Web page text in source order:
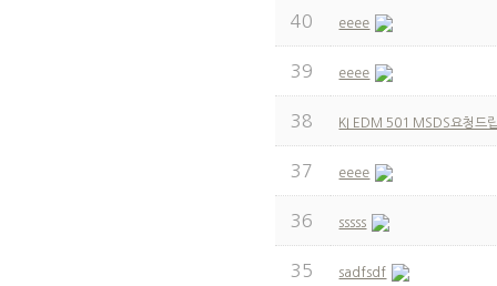
40 eeee
39 eeee
38 KI EDM 501 MSDS요청드
37 eeee
36 sssss
35 sadfsdf